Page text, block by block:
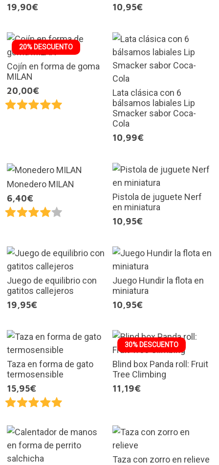
19,90€
10,95€
20% DESCUENTO
Cojín en forma de goma
MILAN
20,00€
Lata clásica con 6
bálsamos labiales Lip
Smacker sabor Coca-
Cola
10,99€
Monedero MILAN
6,40€
Pistola de juguete Nerf
en miniatura
10,95€
Juego de equilibrio con
gatitos callejeros
19,95€
Juego Hundir la flota en
miniatura
10,95€
Taza en forma de gato
termosensible
15,95€
30% DESCUENTO
Blind box Panda roll: Fruit
Tree Climbing
11,19€
Taza con zorro en relieve